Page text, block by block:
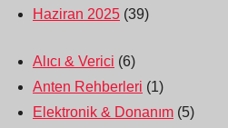
Haziran 2025 (39)
Alıcı & Verici (6)
Anten Rehberleri (1)
Elektronik & Donanım (5)